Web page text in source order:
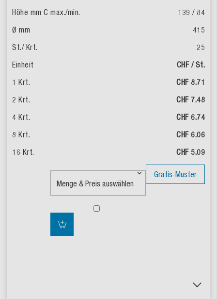
139 / 84
415
25
CHF / St.
CHF 8.71
CHF 7.48
CHF 6.74
CHF 6.06
CHF 5.09
Gratis-Muster